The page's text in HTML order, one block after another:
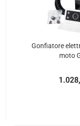
Gon­fia­to­re
mo­to